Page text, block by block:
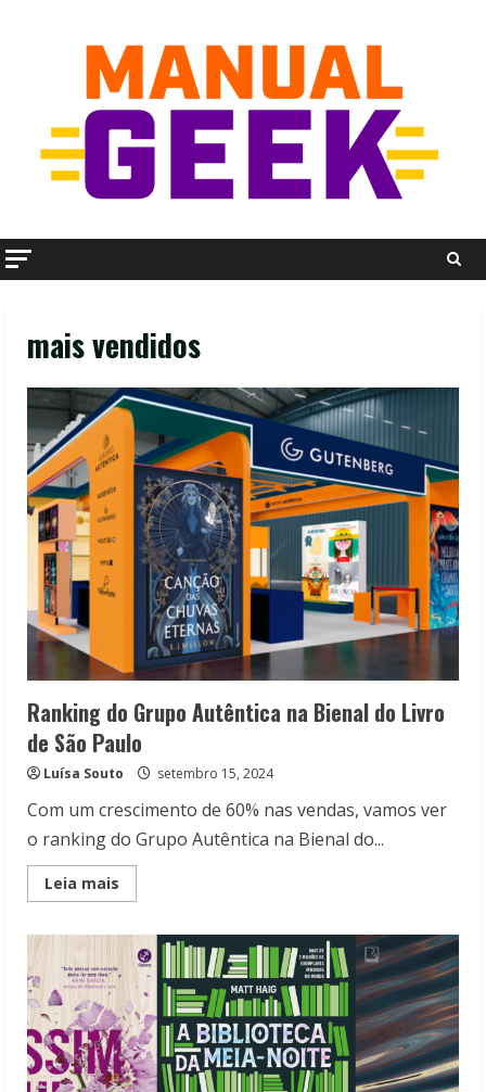
mais vendidos
Ranking do Grupo Autêntica na Bienal do Livro
de São Paulo
Luísa Souto setembro 15, 2024
Com um crescimento de 60% nas vendas, vamos ver
o ranking do Grupo Autêntica na Bienal do...
Leia mais
more
Grupo
Autêntica
na
Bienal
do
Livro
de
São
Paulo